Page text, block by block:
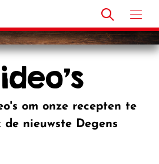
om onze recepten te
nieuwste Degens